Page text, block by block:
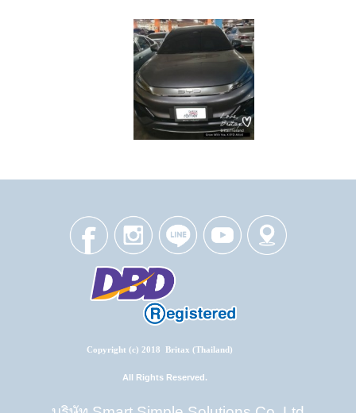
Copyright (c) 2018 Britax (Thailand)
All Rights Reserved.